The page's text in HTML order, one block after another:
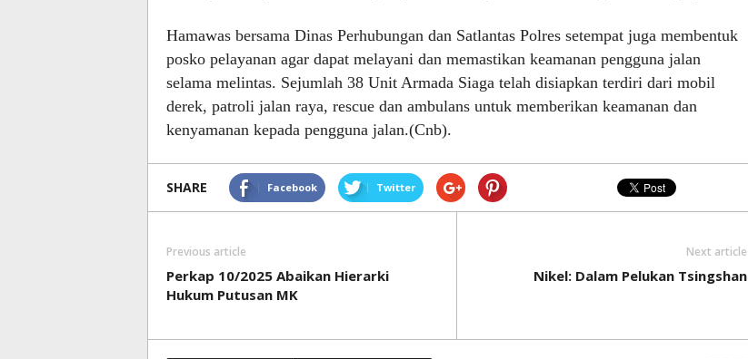
Hamawas bersama Dinas Perhubungan dan Satlantas Polres setempat juga membentuk
posko pelayanan agar dapat melayani dan memastikan keamanan pengguna jalan
selama melintas. Sejumlah 38 Unit Armada Siaga telah disiapkan terdiri dari mobil
derek, patroli jalan raya, rescue dan ambulans untuk memberikan keamanan dan
kenyamanan kepada pengguna jalan.(Cnb).
SHARE Facebook Twitter
Previous article
Perkap 10/2025 Abaikan Hierarki
Hukum Putusan MK
Next article
Nikel: Dalam Pelukan Tsingshan